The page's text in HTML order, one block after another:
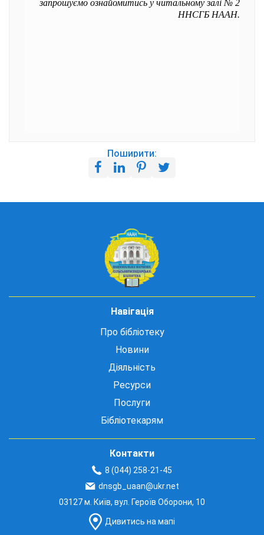
запрошуємо ознайомитись у читальному залі № 2
ННСГБ НААН.
Поширити:
Навігація
Про бібліотеку
Новини
Діяльність
Ресурси
Послуги
Бібліотекарям
Контакти
8 (044) 258-21-45
dnsgb_uaan@ukr.net
03127 м. Київ, вул. Героїв Оборони, 10
Дивитись на мапі